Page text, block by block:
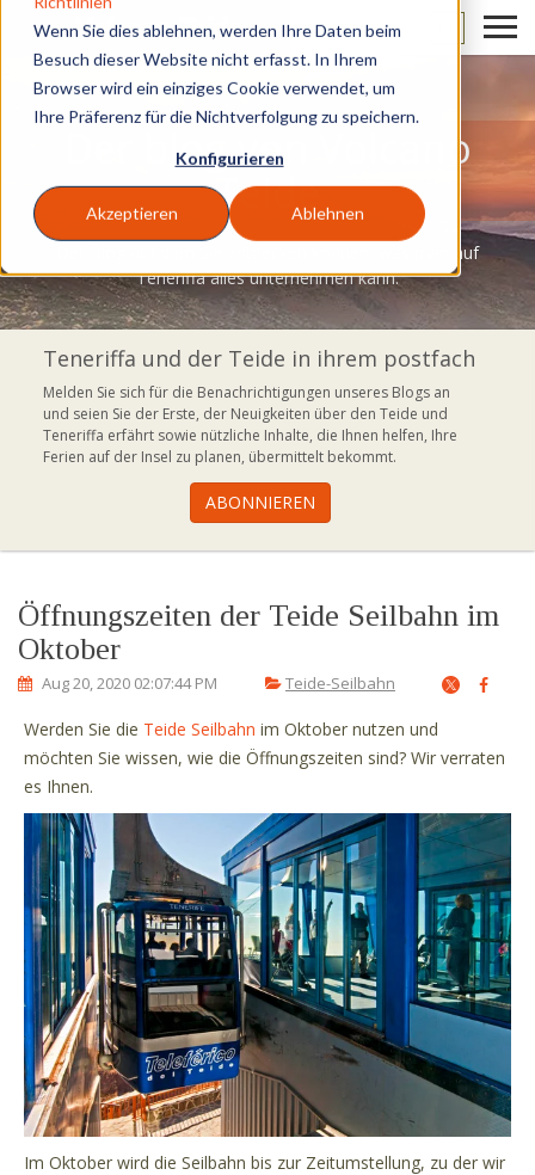
Wenn Sie dies ablehnen, werden Ihre Daten beim
Besuch dieser Website nicht erfasst. In Ihrem
Browser wird ein einziges Cookie verwendet, um
Ihre Präferenz für die Nichtverfolgung zu speichern.
Konfigurieren
Akzeptieren Ablehnen
Der blog von Volcano
Teide
Der Blog auf dem Sie entdecken können, was man auf
Teneriffa alles unternehmen kann.
Teneriffa und der Teide in ihrem postfach
Melden Sie sich für die Benachrichtigungen unseres Blogs an
und seien Sie der Erste, der Neuigkeiten über den Teide und
Teneriffa erfährt sowie nützliche Inhalte, die Ihnen helfen, Ihre
Ferien auf der Insel zu planen, übermittelt bekommt.
Öffnungszeiten der Teide Seilbahn im
Oktober
Aug 20, 2020 02:07:44 PM Teide-Seilbahn
Werden Sie die Teide Seilbahn im Oktober nutzen und
möchten Sie wissen, wie die Öffnungszeiten sind? Wir verraten
es Ihnen.
Im Oktober wird die Seilbahn bis zur Zeitumstellung, zu der wir